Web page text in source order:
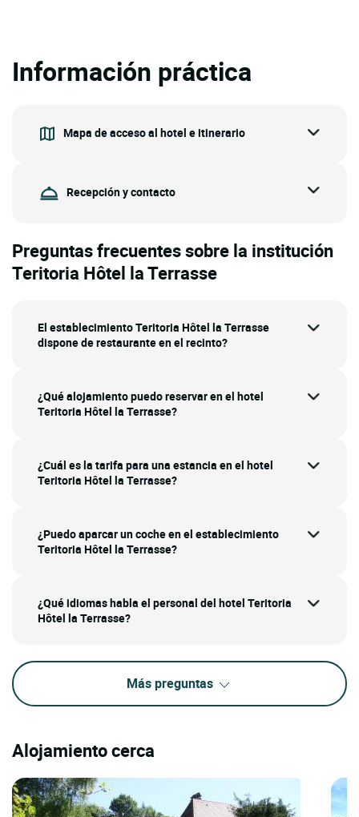
Información práctica
Mapa de acceso al hotel e itinerario
Recepción y contacto
Preguntas frecuentes sobre la institución
Teritoria Hôtel la Terrasse
El establecimiento Teritoria Hôtel la Terrasse
dispone de restaurante en el recinto?
¿Qué alojamiento puedo reservar en el hotel
Teritoria Hôtel la Terrasse?
¿Cuál es la tarifa para una estancia en el hotel
Teritoria Hôtel la Terrasse?
¿Puedo aparcar un coche en el establecimiento
Teritoria Hôtel la Terrasse?
¿Qué idiomas habla el personal del hotel Teritoria
Hôtel la Terrasse?
Más preguntas
Alojamiento cerca